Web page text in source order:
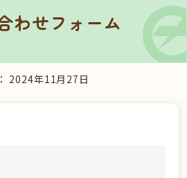
わせフォーム
2024年11月27日